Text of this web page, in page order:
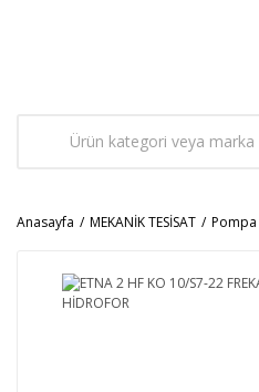
Anasayfa MEKANİK TESİSAT